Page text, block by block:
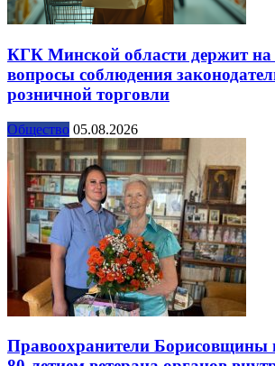
КГК Минской области держит на
вопросы соблюдения
розничной торговли
Общество 05.08.2026
Правоохранители Борисовщины